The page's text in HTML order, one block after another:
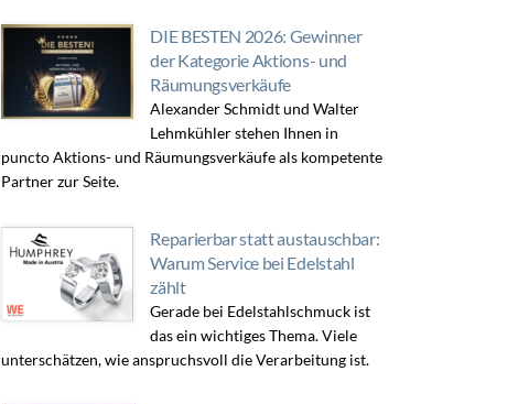
DIE BESTEN 2026: Gewinner
der Kategorie Aktions- und
Räumungsverkäufe
Alexander Schmidt und Walter
Lehmkühler stehen Ihnen in
puncto Aktions- und Räumungsverkäufe als kompetente
Partner zur Seite.
Reparierbar statt austauschbar:
Warum Service bei Edelstahl
zählt
Gerade bei Edelstahlschmuck ist
das ein wichtiges Thema. Viele
unterschätzen, wie anspruchsvoll die Verarbeitung ist.